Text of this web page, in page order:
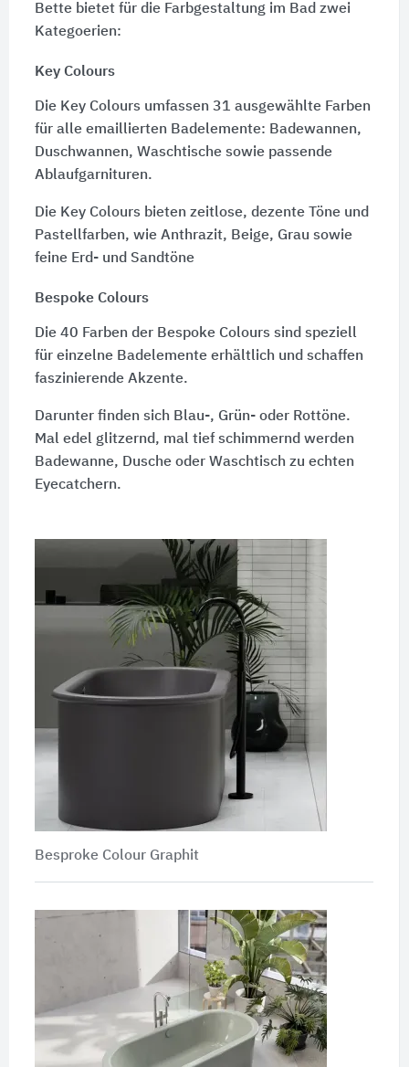
Bette bietet für die Farbgestaltung im Bad zwei
Kategoerien:
Key Colours
Die Key Colours umfassen 31 ausgewählte Farben
für alle emaillierten Badelemente: Badewannen,
Duschwannen, Waschtische sowie passende
Ablaufgarnituren.
Die Key Colours bieten zeitlose, dezente Töne und
Pastellfarben, wie Anthrazit, Beige, Grau sowie
feine Erd- und Sandtöne
Bespoke Colours
Die 40 Farben der Bespoke Colours sind speziell
für einzelne Badelemente erhältlich und schaffen
faszinierende Akzente.
Darunter finden sich Blau-, Grün- oder Rottöne.
Mal edel glitzernd, mal tief schimmernd werden
Badewanne, Dusche oder Waschtisch zu echten
Eyecatchern.
Besproke Colour Graphit